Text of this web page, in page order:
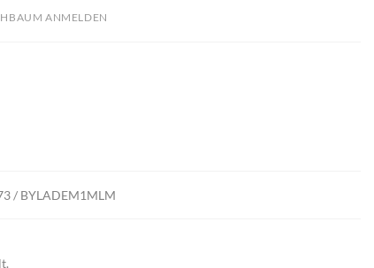
ANMELDEN
/ BYLADEM1MLM